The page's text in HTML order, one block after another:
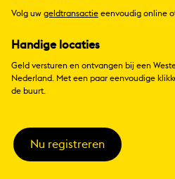
Volg uw geldtransactie eenvoudig online
Handige locaties
Geld versturen en ontvangen bij een
Nederland. Met een paar eenvoudige
de buurt.
Nu registreren